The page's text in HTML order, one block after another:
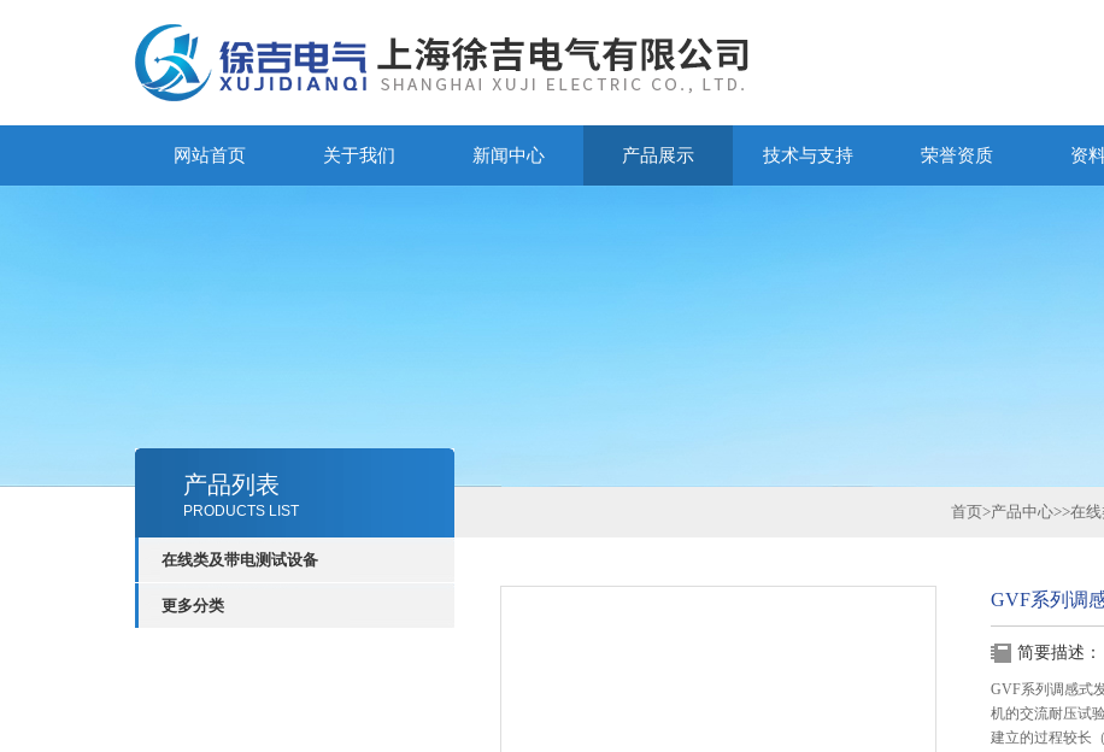
网站首页 关于我们 新闻中心 产品展示 技术与支持 荣誉资质 资
产品列表
PRODUCTS LIST
在线类及带电测试设备
更多分类
首页>产品中心>>在
GVF系列调
简要描述：
GVF系列调感式
机的交流耐压试
建立的过程较长